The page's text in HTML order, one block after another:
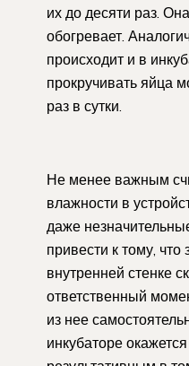
их до десяти раз.
обогревает.
происходит и в
прокручивать яйца
раз в сутки.
Не менее важным
влажности в
даже
привести к тому,
внутренней стенке
ответственный
из нее
инкубаторе